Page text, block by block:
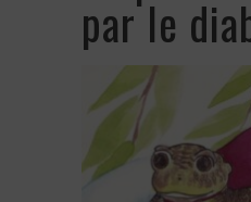
par le